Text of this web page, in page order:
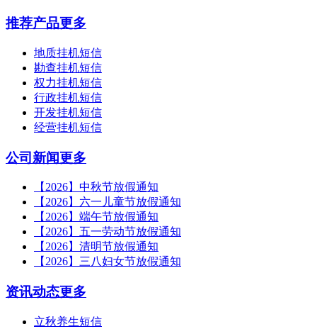
推荐产品更多
地质挂机短信
勘查挂机短信
权力挂机短信
行政挂机短信
开发挂机短信
经营挂机短信
公司新闻更多
【2026】中秋节放假通知
【2026】六一儿童节放假通知
【2026】端午节放假通知
【2026】五一劳动节放假通知
【2026】清明节放假通知
【2026】三八妇女节放假通知
资讯动态更多
立秋养生短信